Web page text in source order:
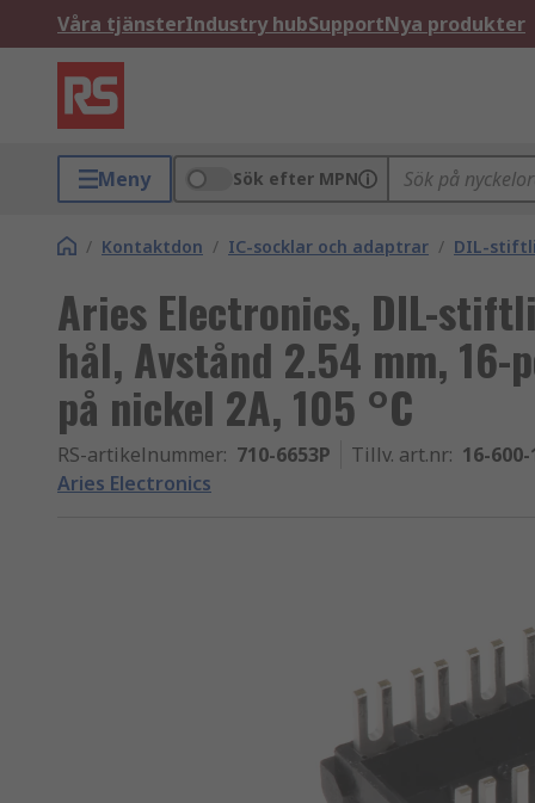
Våra tjänsterIndustry hubSupportNya produkter
Meny Sök efter MPN
/ Kontaktdon / IC-socklar och adaptrar / DIL-
Aries Electronics, DIL-
hål, Avstånd 2.54 mm, 16-
på nickel 2A, 105 °C
RS-artikelnummer: 710-6653P Tillv. art.nr: 16-600-
Aries Electronics